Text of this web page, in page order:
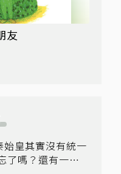
友
始皇其實沒有統一
了嗎？還有一個